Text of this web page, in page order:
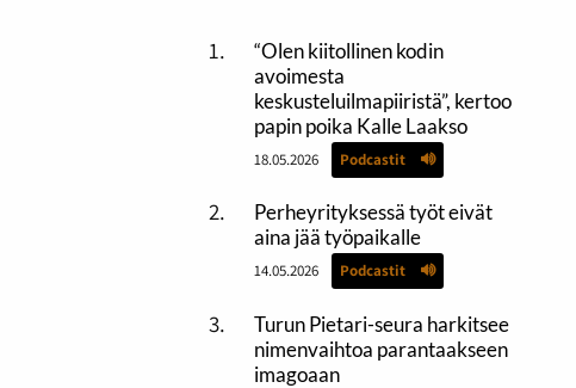
“Olen kiitollinen kodin
avoimesta
keskusteluilmapiiristä”, kertoo
papin poika Kalle Laakso
18.05.2026 Podcastit
Perheyrityksessä työt eivät
aina jää työpaikalle
14.05.2026 Podcastit
Turun Pietari-seura harkitsee
nimenvaihtoa parantaakseen
imagoaan